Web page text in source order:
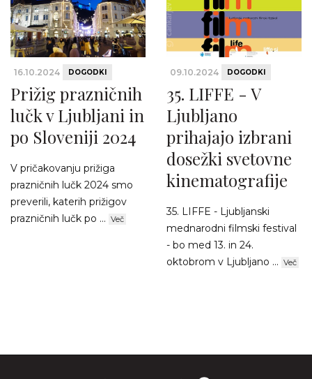
16.10.2024 DOGODKI
Prižig prazničnih
lučk v Ljubljani in
po Sloveniji 2024
V pričakovanju prižiga
prazničnih lučk 2024 smo
preverili, katerih prižigov
prazničnih lučk po ... Več
09.10.2024 DOGODKI
35. LIFFE - V
Ljubljano
prihajajo izbrani
dosežki svetovne
kinematografije
35. LIFFE - Ljubljanski
mednarodni filmski festival
- bo med 13. in 24.
oktobrom v Ljubljano ... Več